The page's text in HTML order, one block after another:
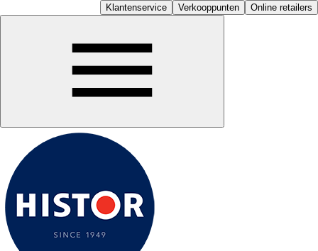
Klantenservice Verkooppunten Online retailers